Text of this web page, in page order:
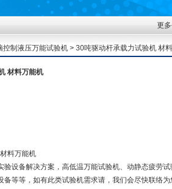
更
控制液压万能试验机 > 30吨驱动杆承载力试验机 材
材料万能机
料万能机
验设备解决方案，高低温万能试验机、动静态疲劳
等等，如有此类试验机需求请，我们会尽快联络为